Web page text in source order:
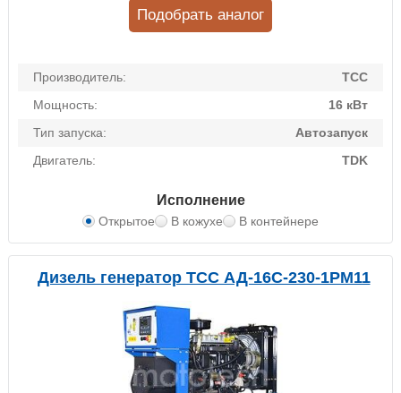
Производитель:
ТСС
Мощность:
16 кВт
Тип запуска:
Автозапуск
Двигатель:
TDK
Исполнение
Открытое В кожухе В контейнере
Подобрать аналог
Дизель генератор ТСС АД-16С-230-1РМ11